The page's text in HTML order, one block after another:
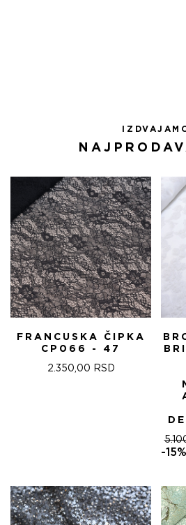
FRANCUSKA ČIPKA
CP066 - 47
2.350,00 RSD
-